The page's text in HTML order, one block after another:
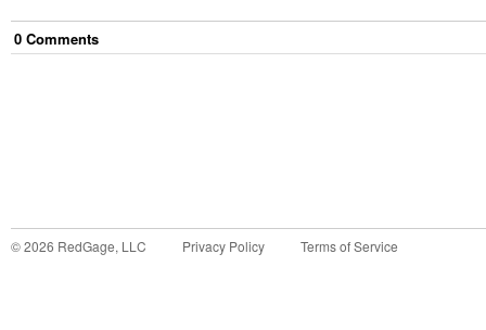
0 Comments
©2026 RedGage, LLC Privacy Policy Terms of Service